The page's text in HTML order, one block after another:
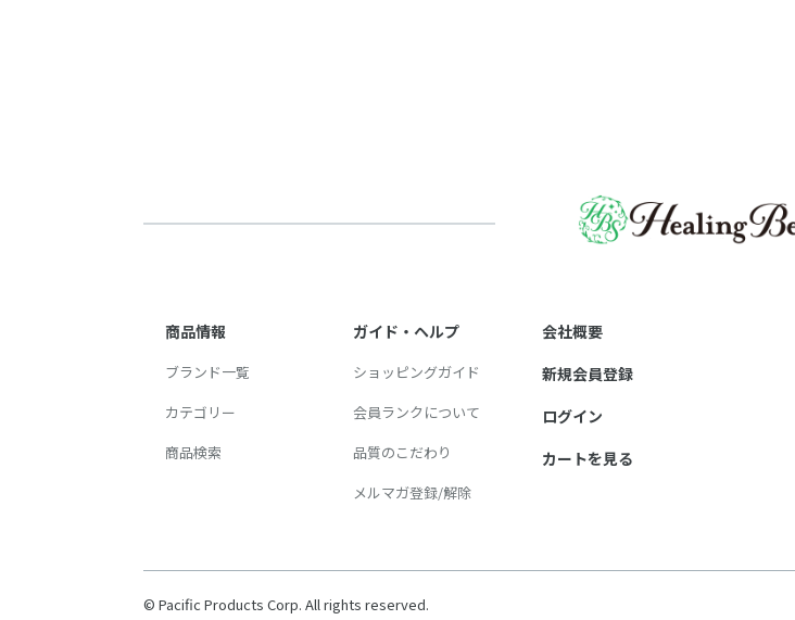
商品情報
ブランド一覧
カテゴリー
商品検索
ガイド・ヘルプ
ショッピングガイド
会員ランクについて
品質のこだわり
メルマガ登録/解除
会社概要
新規会員登録
ログイン
カートを見る
© Pacific Products Corp. All rights reserved.